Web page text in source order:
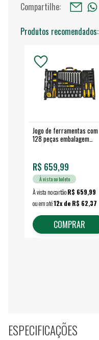
Compartilhe:
Produtos recomendados:
Jogo de ferramentas com
128 peças embalagem
R$ 659,99
À vista no boleto
À vista no cartãoR$ 659,99
ou em até12x de R$ 62,37
COMPRAR
ESPECIFICAÇÕES